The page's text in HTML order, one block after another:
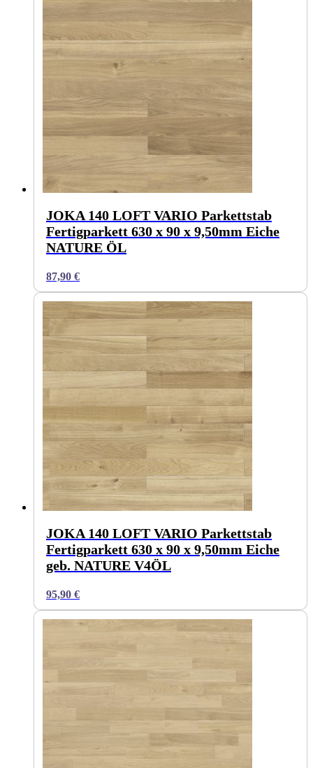
JOKA 140 LOFT VARIO Parkettstab
Fertigparkett 630 x 90 x 9,50mm Eiche
NATURE ÖL
87,90 €
JOKA 140 LOFT VARIO Parkettstab
Fertigparkett 630 x 90 x 9,50mm Eiche
geb. NATURE V4ÖL
95,90 €